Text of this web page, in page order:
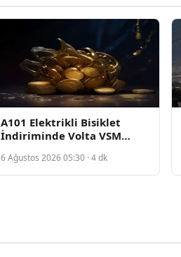
A101 Elektrikli Bisiklet
İndiriminde Volta VSM
6 Ağustos 2026 05:30 · 4 dk